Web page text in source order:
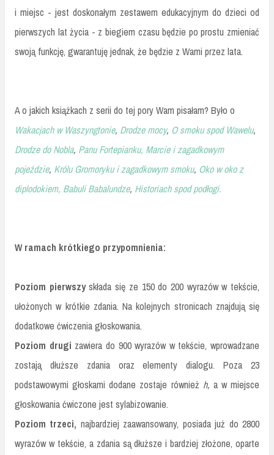
i miejsc - jest doskonałym zestawem edukacyjnym do dzieci od
pierwszych lat życia - z biegiem czasu będzie po prostu zmieniać
swoją funkcję, gwarantuję jednak, że będzie z Wami przez lata.
A o jakich książkach z serii do tej pory Wam pisałam? Było o
Wakacjach w Waszyngtonie, Drodze mocy, O smoku spod Wawelu,
Drodze do Nobla, Panu Fortepianku, Marcie i zagadkowym
pojeździe, Królu Gromoryku i zagadkowym smoku, Oko w oko z
diplodokiem, Babuli Babalundze, Historiach spod podłogi.
W ramach krótkiego przypomnienia:
Poziom pierwszy składa się ze 150 do 200 wyrazów w tekście,
ułożonych w krótkie zdania. Na kolejnych stronicach znajdują się
dodatkowe ćwiczenia głoskowania.
Poziom drugi zawiera do 900 wyrazów w tekście, wprowadzane
zostają dłuższe zdania oraz elementy dialogu. Poza 23
podstawowymi głoskami dodane zostaje również h, a w miejsce
głoskowania ćwiczone jest sylabizowanie.
Poziom trzeci, najbardziej zaawansowany, posiada już do 2800
wyrazów w tekście, a zdania są dłuższe i bardziej złożone, oparte